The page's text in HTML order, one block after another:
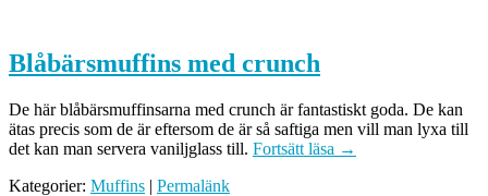
Blåbärsmuffins med crunch
De här blåbärsmuffinsarna med crunch är fantastiskt goda. De kan
ätas precis som de är eftersom de är så saftiga men vill man lyxa till
det kan man servera vaniljglass till. Fortsätt läsa →
Kategorier: Muffins | Permalänk